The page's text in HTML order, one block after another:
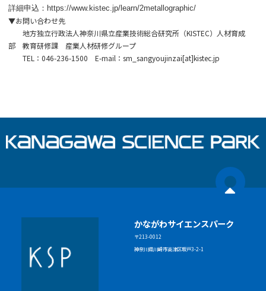
詳細申込： https://www.kistec.jp/learn/2metallographic/
▼お問い合わせ先
地方独立行政法人神奈川県立産業技術総合研究所（KISTEC）人材育成
部 教育研修課 産業人材研修グループ
TEL：046-236-1500 E-mail：sm_sangyoujinzai[at]kistec.jp
かながわサイエンスパーク
〒213-0012
神奈川県川崎市高津区坂戸3-2-1